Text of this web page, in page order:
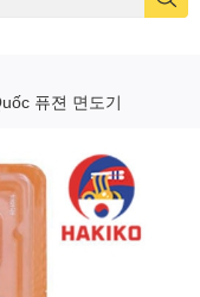
퓨젼 면도기